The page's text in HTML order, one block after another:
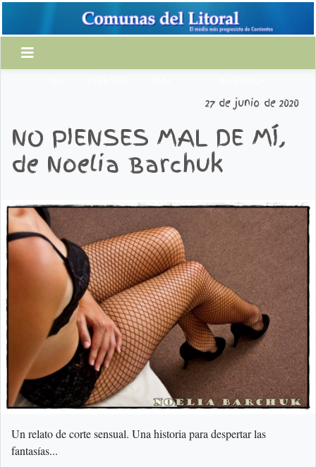
27 de junio de 2020
NO PIENSES MAL DE MÍ,
de Noelia Barchuk
Un relato de corte sensual. Una historia para despertar las
fantasías...